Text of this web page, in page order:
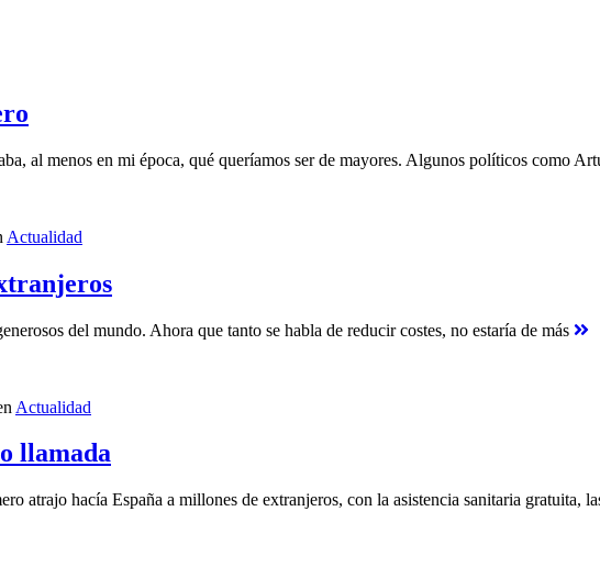
al menos en mi época, qué queríamos ser de mayores. Algunos políticos como
Actualidad
del mundo. Ahora que tanto se habla de reducir costes, no estaría de más
Actualidad
llamada
atrajo hacía España a millones de extranjeros, con la asistencia sanitaria gratuita,